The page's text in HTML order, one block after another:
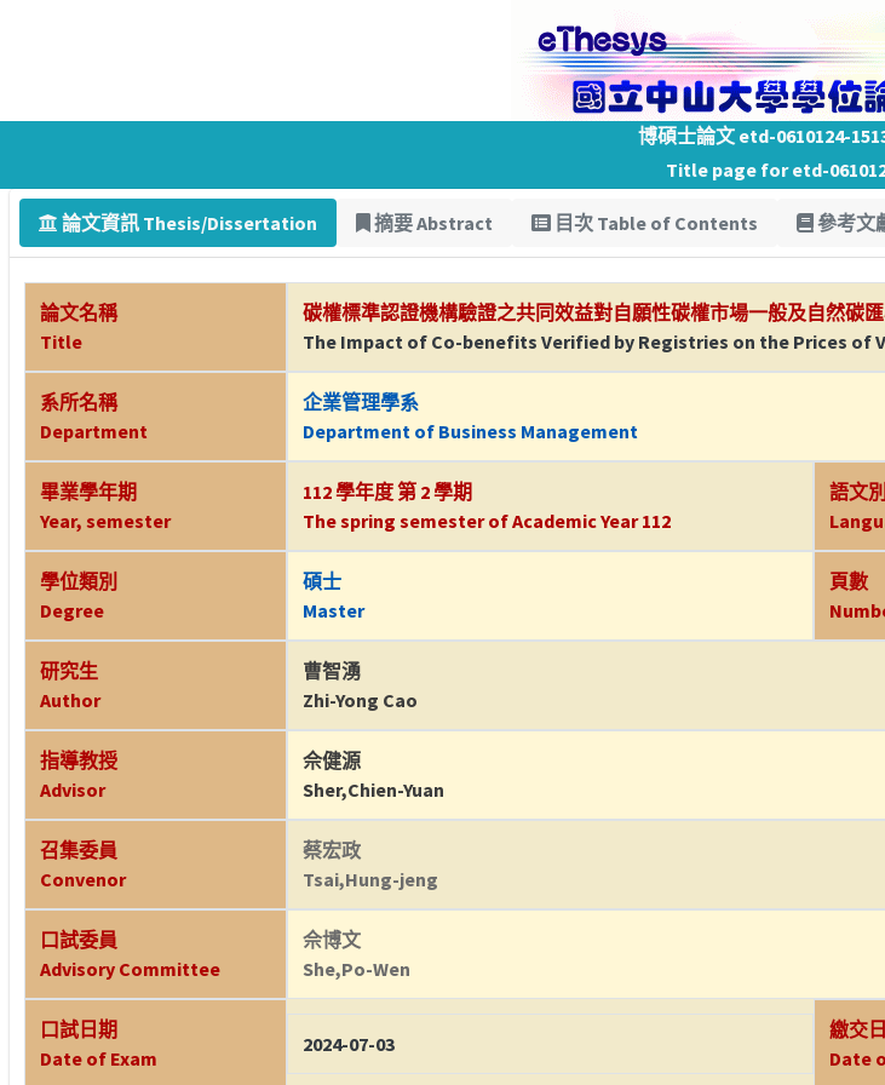
博碩士論文 etd-0610124-
Title page for etd-
論文資訊 Thesis/Dissertation 摘要 Abstract 目次 Table of Contents 參考文
論文名稱
Title
碳權標準認證機構驗證之共同效益對自願性碳權市場一般及自然碳
The Impact of Co-benefits Verified by Registries on the Prices of
系所名稱
Department
企業管理學系
Department of Business Management
畢業學年期
Year, semester
112 學年度 第 2 學期
The spring semester of Academic Year 112
語文別
學位類別
Degree
碩士
Master
頁數
研究生
Author
曹智湧
Zhi-Yong Cao
指導教授
Advisor
佘健源
Sher,Chien-Yuan
召集委員
Convenor
蔡宏政
Tsai,Hung-jeng
口試委員
Advisory Committee
佘博文
She,Po-Wen
口試日期
Date of Exam
2024-07-03
繳交
Date